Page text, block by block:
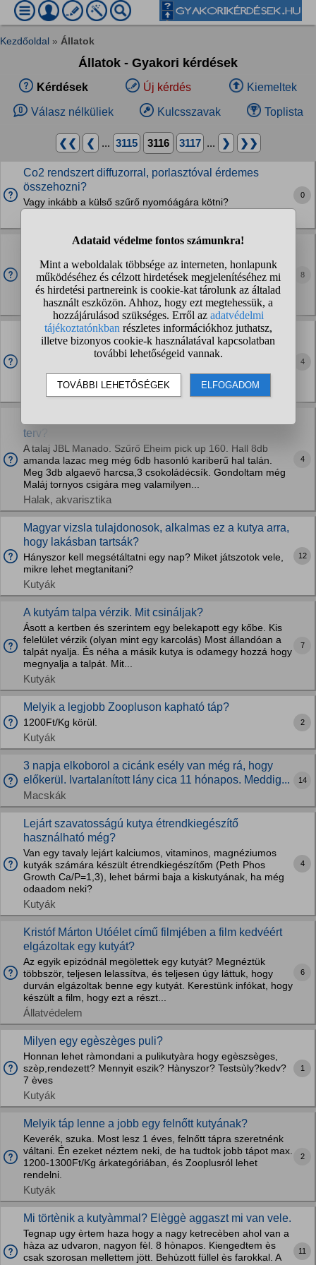
Kezdőoldal » Állatok
Állatok - Gyakori kérdések
Kérdések Új kérdés Kiemeltek
Válasz nélküliek Kulcsszavak Toplista
❮❮ ❮ ... 3115 3116 3117 ... ❯ ❯❯
Co2 rendszert diffuzorral, porlasztóval érdemes
összehozni?
Vagy inkább a külső szűrő nyomóágára kötni?
0
SOS! A cicám nagyon kedvetlen és mindig lefekszik,
és a fenekét felemeli, ha megy, vagy ha felemelem
akkor...
Mi lehet a baja a cicámnak? Nagyon aggódom miatta :(
Macskák
8
Rövid szőrű német juhász kutyámnak nagyon hull a
szőre már attól félünk nem marad rajta szőr, vigyem
állatorvoshoz?
Pár naponta egy zacskónyit legalább kifésülünk belőle!
4
terv?
A talaj JBL Manado. Szűrő Eheim pick up 160. Hall 8db
amanda lazac meg még 6db hasonló kariberű hal talán.
Meg 3db algaevő harcsa,3 csokoládécsík. Gondoltam még
Maláj tornyos csigára meg valamilyen...
Halak, akvarisztika
4
Magyar vizsla tulajdonosok, alkalmas ez a kutya arra,
hogy lakásban tartsák?
Hányszor kell megsétáltatni egy nap? Miket játszotok vele,
mikre lehet megtanitani?
Kutyák
12
A kutyám talpa vérzik. Mit csináljak?
Ásott a kertben és szerintem egy belekapott egy kőbe. Kis
felelület vérzik (olyan mint egy karcolás) Most állandóan a
talpát nyalja. És néha a másik kutya is odamegy hozzá hogy
megnyalja a talpát. Mit...
Kutyák
7
Melyik a legjobb Zoopluson kapható táp?
1200Ft/Kg körül.
Kutyák
2
3 napja elkoborol a cicánk esély van még rá, hogy
előkerül. Ivartalanított lány cica 11 hónapos. Meddig...
Macskák
14
Lejárt szavatosságú kutya étrendkiegészítő
használható még?
Van egy tavaly lejárt kalciumos, vitaminos, magnéziumos
kutyák számára készült étrendkiegészítőm (Peth Phos
Growth Ca/P=1,3), lehet bármi baja a kiskutyának, ha még
odaadom neki?
Kutyák
4
Kristóf Márton Utóélet című filmjében a film kedvéért
elgázoltak egy kutyát?
Az egyik epizódnál megölettek egy kutyát? Megnéztük
többször, teljesen lelassítva, és teljesen úgy láttuk, hogy
durván elgázoltak benne egy kutyát. Kerestünk infókat, hogy
készült a film, hogy ezt a részt...
Állatvédelem
6
Milyen egy egèszèges puli?
Honnan lehet ràmondani a pulikutyàra hogy egèszsèges,
szèp,rendezett? Mennyit eszik? Hànyszor? Testsùly?kedv?
7 èves
Kutyák
1
Melyik táp lenne a jobb egy felnőtt kutyának?
Keverék, szuka. Most lesz 1 éves, felnőtt tápra szeretnénk
váltani. Én ezeket néztem neki, de ha tudtok jobb tápot max.
1200-1300Ft/Kg árkategóriában, és Zooplusról lehet
rendelni.
Kutyák
2
Mi törtènik a kutyàmmal? Elèggè aggaszt mi van vele.
Tegnap ugy èrtem haza hogy a nagy ketrecèben ahol van a
hàza az udvaron, nagyon fèl. 8 hònapos. Kiengedtem ès
csak szorosan mellettem jött. Behùzott füllel ès farokkal. A
11